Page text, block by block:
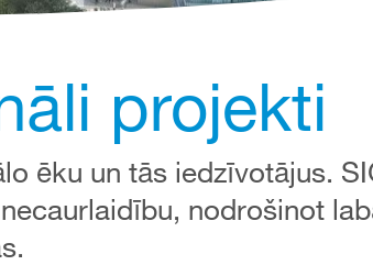
projekti
ēku un tās iedzīvotājus.
nodrošinot